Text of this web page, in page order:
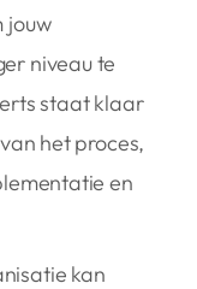
jouw
niveau te
staat klaar
het proces,
en
kan